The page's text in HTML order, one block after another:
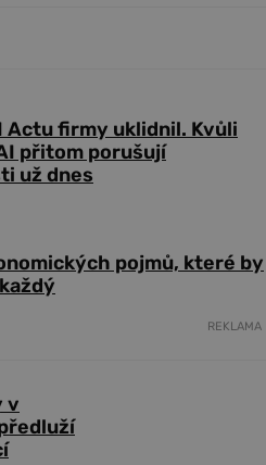
Actu firmy uklidnil. Kvůli
přitom porušují
už dnes
pojmů, které by
REKLAMA
v